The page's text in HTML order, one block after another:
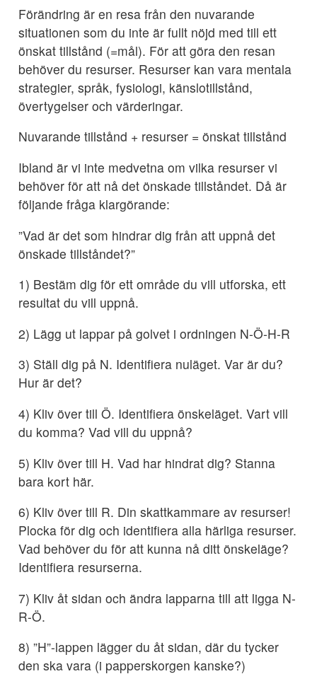
Förändring är en resa från den nuvarande
situationen som du inte är fullt nöjd med till ett
önskat tillstånd (=mål). För att göra den resan
behöver du resurser. Resurser kan vara mentala
strategier, språk, fysiologi, känslotillstånd,
övertygelser och värderingar.
Nuvarande tillstånd + resurser = önskat tillstånd
Ibland är vi inte medvetna om vilka resurser vi
behöver för att nå det önskade tillståndet. Då är
följande fråga klargörande:
”Vad är det som hindrar dig från att uppnå det
önskade tillståndet?”
1) Bestäm dig för ett område du vill utforska, ett
resultat du vill uppnå.
2) Lägg ut lappar på golvet i ordningen N-Ö-H-R
3) Ställ dig på N. Identifiera nuläget. Var är du?
Hur är det?
4) Kliv över till Ö. Identifiera önskeläget. Vart vill
du komma? Vad vill du uppnå?
5) Kliv över till H. Vad har hindrat dig? Stanna
bara kort här.
6) Kliv över till R. Din skattkammare av resurser!
Plocka för dig och identifiera alla härliga resurser.
Vad behöver du för att kunna nå ditt önskeläge?
Identifiera resurserna.
7) Kliv åt sidan och ändra lapparna till att ligga N-
R-Ö.
8) ”H”-lappen lägger du åt sidan, där du tycker
den ska vara (i papperskorgen kanske?)